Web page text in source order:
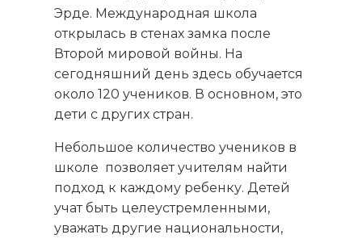
Эрде. Международная школа
открылась в стенах замка после
Второй мировой войны. На
сегодняшний день здесь обучается
около 120 учеников. В основном, это
дети с других стран.
Небольшое количество учеников в
школе позволяет учителям найти
подход к каждому ребенку. Детей
учат быть целеустремленными,
уважать другие национальности,